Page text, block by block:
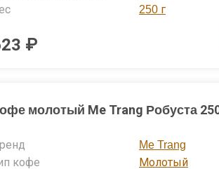
качество».
раз
Ме Транг!
зерен
250 г
₽
молотый Me Trang Робуста
Me Trang
кофе
Молотый